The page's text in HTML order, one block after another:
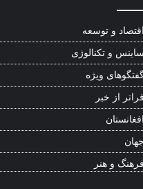
اقتصاد و توسعه
ساینس و تکنالوژی
ویژه
فراتر از خبر
افغانستان
جهان
فرهنگ و هنر